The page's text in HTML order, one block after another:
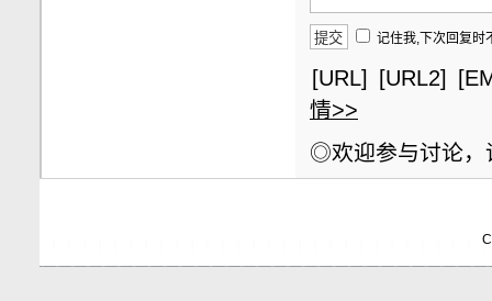
记住我,下次回复时
[URL] [URL2]
情>>
◎欢迎参与讨论，